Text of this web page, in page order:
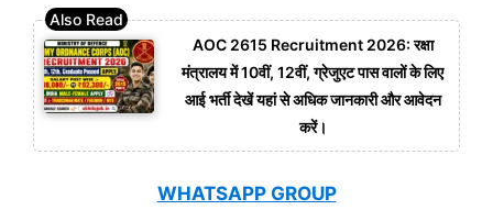
AOC 2615 Recruitment 2026: रक्षा
मंत्रालय में 10वीं, 12वीं, ग्रेजुएट पास वालों के लिए
आई भर्ती देखें यहां से अधिक जानकारी और आवेदन
करें।
WHATSAPP GROUP